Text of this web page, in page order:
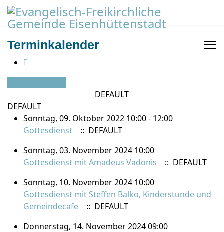
Terminkalender
DEFAULT
DEFAULT
Sonntag, 09. Oktober 2022 10:00 - 12:00
Gottesdienst
:: DEFAULT
Sonntag, 03. November 2024 10:00
Gottesdienst mit Amadeus Vadonis
:: DEFAULT
Sonntag, 10. November 2024 10:00
Gottesdienst mit Steffen Balko, Kinderstunde und
Gemeindecafe
:: DEFAULT
Donnerstag, 14. November 2024 09:00